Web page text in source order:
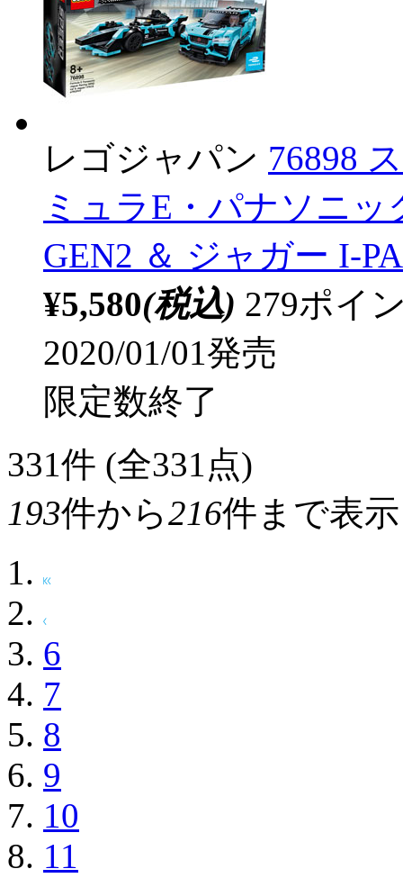
レゴジャパン 76898
ミュラE・パナソニ
GEN2 ＆ ジャガー I-
¥5,580(税込) 279ポイ
2020/01/01発売
限定数終了
331件 (全331点)
193件から216件まで表示
6
7
8
9
10
11